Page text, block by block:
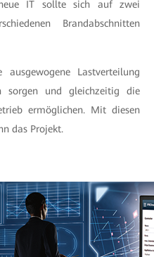
IT sollte sich auf zwei
Brandabschnitten
Lastverteilung
sorgen und gleichzeitig die
ermöglichen. Mit diesen
das Projekt.